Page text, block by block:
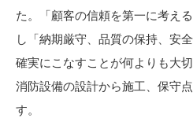
た。「顧客の信頼を第一に考え
し「納期厳守、品質の保持、安
確実にこなすことが何よりも大
消防設備の設計から施工、保守
す。